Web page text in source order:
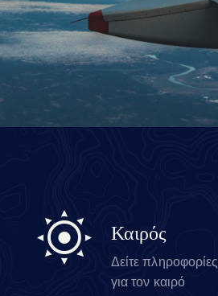
Καιρός
Δείτε πληροφορίες
για τον καιρό